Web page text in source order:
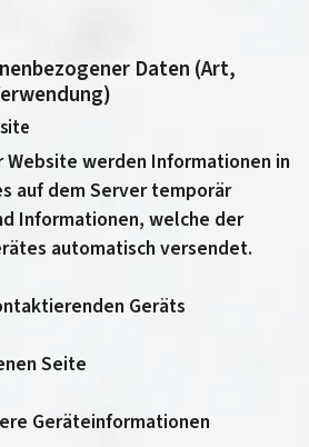
Daten (Art,
Website werden Informationen in
auf dem Server temporär
Informationen, welche der
automatisch versendet.
Geräts
Seite
Geräteinformationen